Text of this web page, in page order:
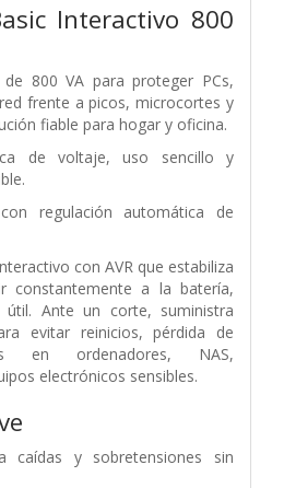
Interactivo 800
de 800 VA para proteger PCs,
frente a picos, microcortes y
fiable para hogar y oficina.
de voltaje, uso sencillo y
regulación automática de
con AVR que estabiliza
constantemente a la batería,
útil. Ante un corte, suministra
evitar reinicios, pérdida de
en ordenadores, NAS,
electrónicos sensibles.
caídas y sobretensiones sin